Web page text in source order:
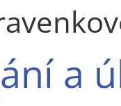
a